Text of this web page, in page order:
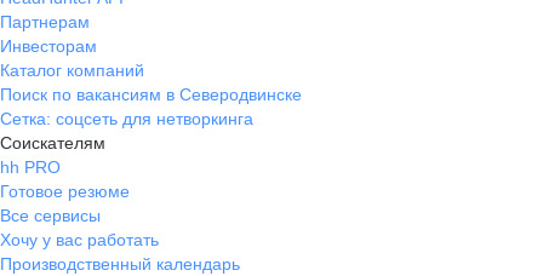
Партнерам
Инвесторам
Каталог компаний
Поиск по вакансиям в Северодвинске
Сетка: соцсеть для нетворкинга
Соискателям
hh PRO
Готовое резюме
Все сервисы
Хочу у вас работать
Производственный календарь